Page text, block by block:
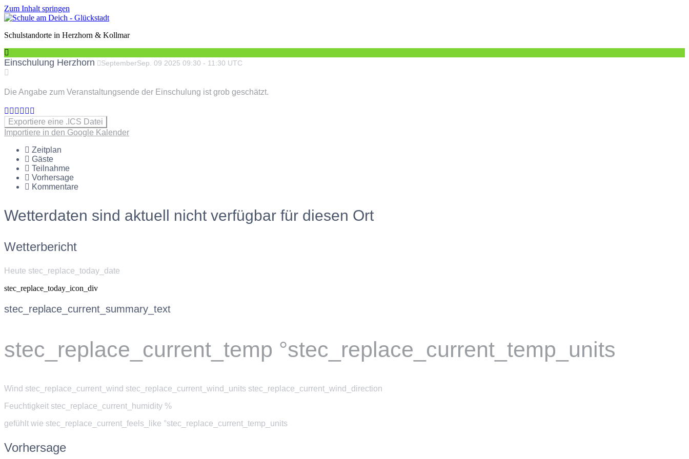
Zum Inhalt springen
Schulstandorte in Herzhorn & Kollmar
Einschulung Herzhorn SeptemberSep. 09 2025 09:30 - 11:30 UTC
Die Angabe zum Veranstaltungsende der Einschulung ist grob geschätzt.
Exportiere eine .ICS Datei
Importiere in den Google Kalender
Zeitplan
Gäste
Teilnahme
Vorhersage
Kommentare
Wetterdaten sind aktuell nicht verfügbar für diesen Ort
Wetterbericht
Heute stec_replace_today_date
stec_replace_today_icon_div
stec_replace_current_summary_text
stec_replace_current_temp °stec_replace_current_temp_units
Wind stec_replace_current_wind stec_replace_current_wind_units stec_replace_current_wind_direction
Feuchtigkeit stec_replace_current_humidity %
gefühlt wie stec_replace_current_feels_like °stec_replace_current_temp_units
Vorhersage